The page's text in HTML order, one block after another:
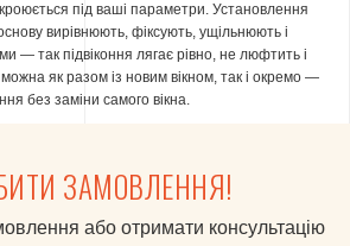
під ваші параметри. Установлення
вирівнюють, фіксують, ущільнюють і
— так підвіконня лягає рівно, не люфтить і
як разом із новим вікном, так і окремо —
без заміни самого вікна.
ЗАМОВЛЕННЯ!
або отримати консультацію